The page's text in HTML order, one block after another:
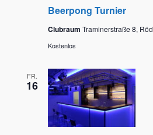
Beerpong Turnier
Clubraum Traminerstraße 8,
Kostenlos
FR.
16